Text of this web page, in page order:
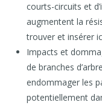
courts-circuits et
augmentent la
trouver et insérer
Impacts et
de branches
endommager les
potentiellement